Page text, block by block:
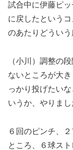
試合中に伊藤ピ
に戻したという
のあたりどうい
（小川）調整の
ないところが大
っかり投げたい
いうか、やりまし
６回のピンチ、
ところ、６球ス